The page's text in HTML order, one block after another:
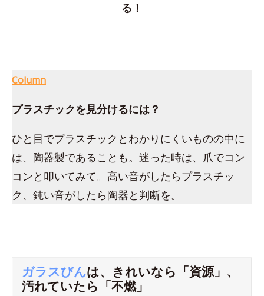
る！
Column
プラスチックを見分けるには？
ひと目でプラスチックとわかりにくいものの中に
は、陶器製であることも。迷った時は、爪でコン
コンと叩いてみて。高い音がしたらプラスチッ
ク、鈍い音がしたら陶器と判断を。
ガラスびんは、きれいなら「資源」、
汚れていたら「不燃」